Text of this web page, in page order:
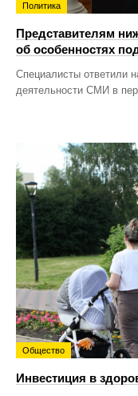
Политика
Представителям
об особенностях
Специалисты ответили
деятельности СМИ в
Общество
Инвестиция в